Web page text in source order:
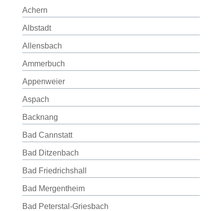
Achern
Albstadt
Allensbach
Ammerbuch
Appenweier
Aspach
Backnang
Bad Cannstatt
Bad Ditzenbach
Bad Friedrichshall
Bad Mergentheim
Bad Peterstal-Griesbach